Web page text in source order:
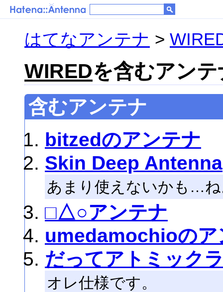
はてなアンテナ >
WIREDを含むアン
含むアンテナ
bitzedのアンテナ
Skin Deep Antenna
あまり使えないかも…
□△○アンテナ
umedamochioのア
だってアトミック
オレ仕様です。